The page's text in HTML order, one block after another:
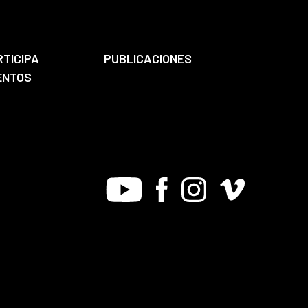
PUBLICACIONES
Youtube FacebookInstagram
Vimeo